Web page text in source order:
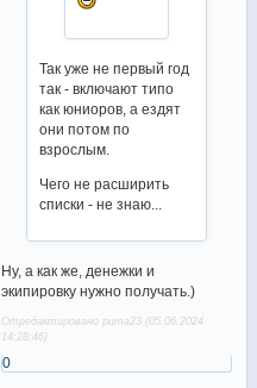
Так уже не первый год
так - включают типо
как юниоров, а ездят
они потом по
взрослым.
Чего не расширить
списки - не знаю...
Ну, а как же, денежки и
экипировку нужно получать.)
Отредактировано puma23 (05.06.2024
14:28:46)
0